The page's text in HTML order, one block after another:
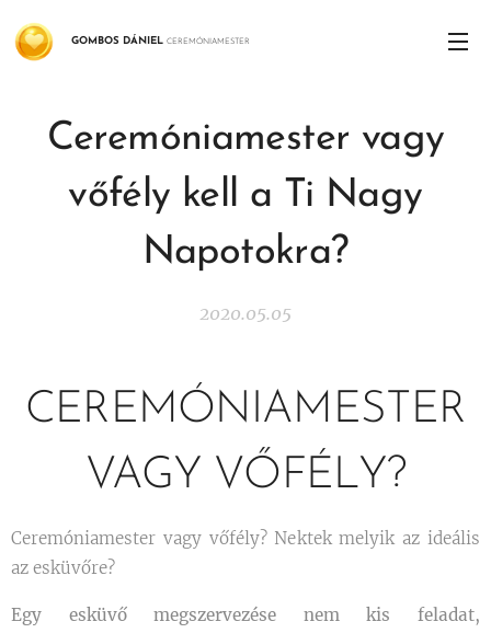
GOMBOS DÁNIEL CEREMÓNIAMESTER
Ceremóniamester vagy
vőfély kell a Ti Nagy
Napotokra?
2020.05.05
CEREMÓNIAMESTER
VAGY VŐFÉLY?
Ceremóniamester vagy vőfély? Nektek melyik az ideális
az esküvőre?
Egy esküvő megszervezése nem kis feladat,